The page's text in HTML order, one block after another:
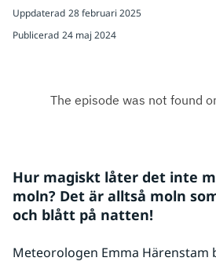
Uppdaterad 28 februari 2025
Publicerad 24 maj 2024
Hur magiskt låter det inte
moln? Det är alltså moln
och blått på natten!
Meteorologen Emma Härenstam